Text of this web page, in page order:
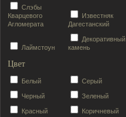
Слэбы
Кварцевого
Агломерата
Известняк
Дагестанский
Лаймстоун
Декоративный
камень
Цвет
Белый Серый
Черный Зеленый
Красный Коричневый